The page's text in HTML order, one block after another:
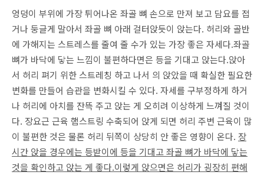
엉덩이 부위에 가장 튀어나온 좌골 뼈 손으로 만져 보고 담요를 접
거나 둥글게 말아서 좌골 뼈 아래 걸터앉듯이 앉는다. 허리와 골반
에 가해지는 스트레스를 줄여 줄 수가 있는 가장 좋은 자세다.좌골
뼈가 바닥에 닿는 느낌이 불편하다면은 등을 기대고 앉는다.앉아
서 허리 펴기 위한 스트레칭 하고 나서 의 앉았을 때 확실한 필요한
변화를 만들어 습관을 변화시킬 수 있다. 자세를 구부정하게 하거
나 허리에 아치를 잔뜩 주고 앉는 게 오히려 이상하게 느껴질 것이
다. 장요근 근육 햄스트링 수축되어 앉게 되면 허리 주변 근육이 많
이 불편한 것은 물론 허리 뒤쪽이 상당히 안 좋은 영향이 온다. 장
시간 앉을 경우에는 등받이에 등을 기대고 좌골 뼈가 바닥에 닿는
것을 확인하고 앉는 게 좋다.이렇게 앉으면은 허리가 굉장히 편해